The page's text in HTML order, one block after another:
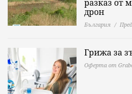
разказ от
дрон
България
Грижа за
Оферта от